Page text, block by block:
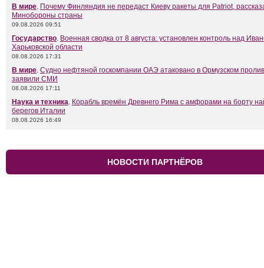
В мире. Почему Финляндия не передаст Киеву ракеты для Patriot,
Минобороны страны
09.08.2026 09:51
Государство. Военная сводка от 8 августа: установлен контроль над
Харьковской области
08.08.2026 17:31
В мире. Судно нефтяной госкомпании ОАЭ атаковано в Ормузском
заявили СМИ
08.08.2026 17:11
Наука и техника. Корабль времён Древнего Рима с амфорами на борту
берегов Италии
08.08.2026 16:49
НОВОСТИ ПАРТНЁРОВ